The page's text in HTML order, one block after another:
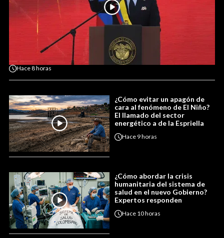
Hace8 horas
¿Cómo evitar un apagón de
cara al fenómeno de El Niño?
El llamado del sector
energético a de la Espriella
Hace 9 horas
¿Cómo abordar la crisis
humanitaria del sistema de
salud en el nuevo Gobierno?
Expertos responden
Hace 10 horas